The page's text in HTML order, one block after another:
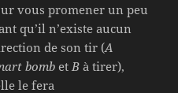
vous promener un peu
qu’il n’existe aucun
de son tir (A
bomb etB à tirer),
le fera